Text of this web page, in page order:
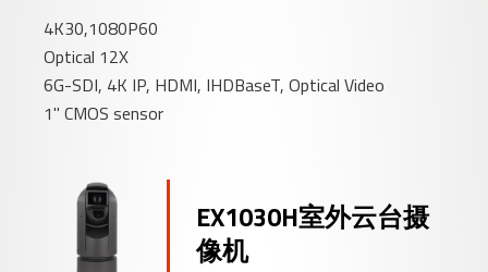
4K30,1080P60
Optical 12X
6G-SDI, 4K IP, HDMI, IHDBaseT, Optical Video
1" CMOS sensor
EX1030H室外云台摄
像机